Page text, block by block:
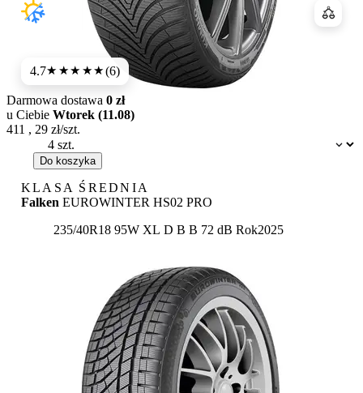
4.7★★★★★(6)
Dostępność:
Darmowa dostawa 0 zł
u Ciebie Wtorek (11.08)
411 , 29 zł/szt.
Do koszyka
KLASA ŚREDNIA
Falken EUROWINTER HS02 PRO
235/40R18 95W XL Etykieta:
D B B 72 dB Rok2025